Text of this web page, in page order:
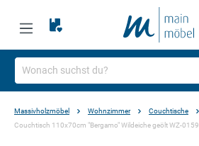
Massivholzmöbel Wohnzimmer
Couchtische
Couchtisch 110x70cm "Bergamo" Wildeiche geölt WZ-0159